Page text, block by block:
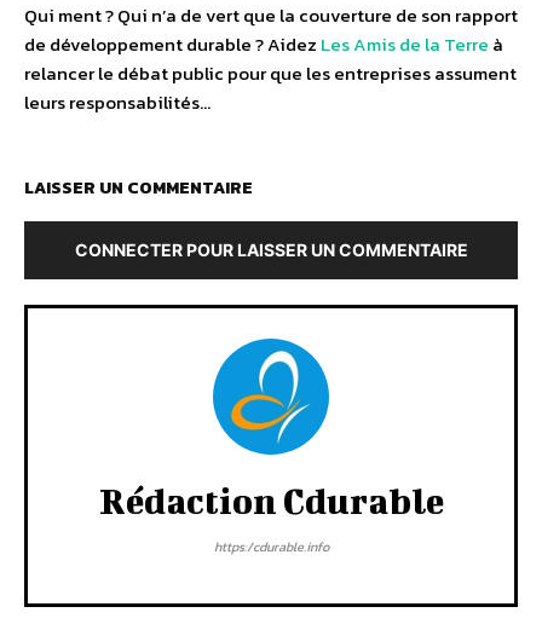
Qui ment ? Qui n’a de vert que la couverture de son rapport
de développement durable ? Aidez Les Amis de la Terre à
relancer le débat public pour que les entreprises assument
leurs responsabilités…
LAISSER UN COMMENTAIRE
CONNECTER POUR LAISSER UN COMMENTAIRE
Rédaction Cdurable
https:/cdurable.info